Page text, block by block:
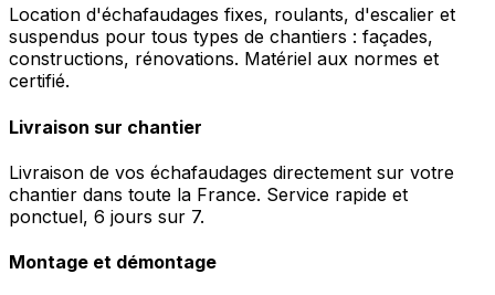
Location d'échafaudages fixes, roulants, d'escalier et
suspendus pour tous types de chantiers : façades,
constructions, rénovations. Matériel aux normes et
certifié.
Livraison sur chantier
Livraison de vos échafaudages directement sur votre
chantier dans toute la France. Service rapide et
ponctuel, 6 jours sur 7.
Montage et démontage